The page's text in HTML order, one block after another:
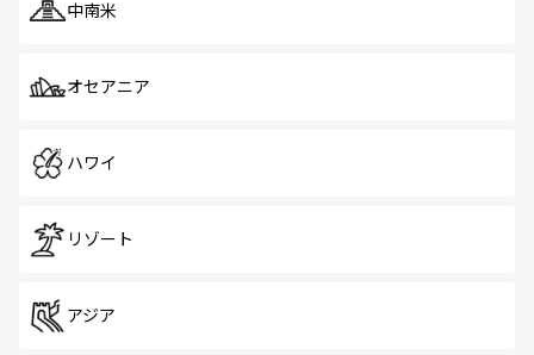
中南米
オセアニア
ハワイ
リゾート
アジア